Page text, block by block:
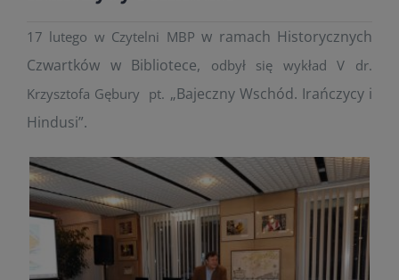
17 lutego w Czytelni MBPw ramach Historycznych
Czwartków w Bibliotece,
odbył się wykład V dr.
Krzysztofa Gębury pt. „Bajeczny Wschód. Irańczycy i
Hindusi”.